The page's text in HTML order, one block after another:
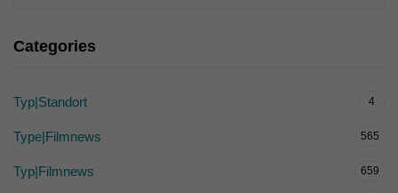
Categories
Typ|Standort 4
Type|Filmnews 565
Typ|Filmnews 659